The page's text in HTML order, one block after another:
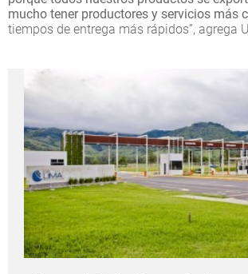
mucho tener productores y servicios más
tiempos de entrega más rápidos”, agrega